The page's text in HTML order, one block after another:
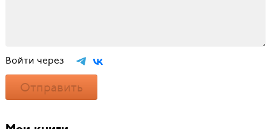
Войти через
Отправить